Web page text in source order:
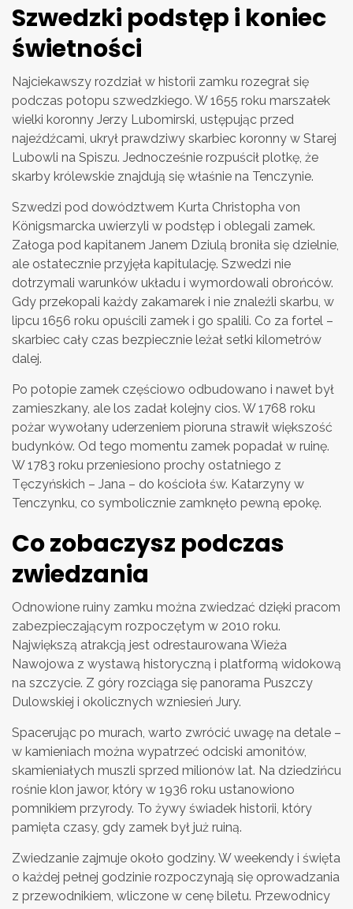
Szwedzki podstęp i koniec
świetności
Najciekawszy rozdział w historii zamku rozegrał się
podczas potopu szwedzkiego. W 1655 roku marszałek
wielki koronny Jerzy Lubomirski, ustępując przed
najeźdźcami, ukrył prawdziwy skarbiec koronny w Starej
Lubowli na Spiszu. Jednocześnie rozpuścił plotkę, że
skarby królewskie znajdują się właśnie na Tenczynie.
Szwedzi pod dowództwem Kurta Christopha von
Königsmarcka uwierzyli w podstęp i oblegali zamek.
Załoga pod kapitanem Janem Dziulą broniła się dzielnie,
ale ostatecznie przyjęła kapitulację. Szwedzi nie
dotrzymali warunków układu i wymordowali obrońców.
Gdy przekopali każdy zakamarek i nie znaleźli skarbu, w
lipcu 1656 roku opuścili zamek i go spalili. Co za fortel –
skarbiec cały czas bezpiecznie leżał setki kilometrów
dalej.
Po potopie zamek częściowo odbudowano i nawet był
zamieszkany, ale los zadał kolejny cios. W 1768 roku
pożar wywołany uderzeniem pioruna strawił większość
budynków. Od tego momentu zamek popadał w ruinę.
W 1783 roku przeniesiono prochy ostatniego z
Tęczyńskich – Jana – do kościoła św. Katarzyny w
Tenczynku, co symbolicznie zamknęło pewną epokę.
Co zobaczysz podczas
zwiedzania
Odnowione ruiny zamku można zwiedzać dzięki pracom
zabezpieczającym rozpoczętym w 2010 roku.
Największą atrakcją jest odrestaurowana Wieża
Nawojowa z wystawą historyczną i platformą widokową
na szczycie. Z góry rozciąga się panorama Puszczy
Dulowskiej i okolicznych wzniesień Jury.
Spacerując po murach, warto zwrócić uwagę na detale –
w kamieniach można wypatrzeć odciski amonitów,
skamieniałych muszli sprzed milionów lat. Na dziedzińcu
rośnie klon jawor, który w 1936 roku ustanowiono
pomnikiem przyrody. To żywy świadek historii, który
pamięta czasy, gdy zamek był już ruiną.
Zwiedzanie zajmuje około godziny. W weekendy i święta
o każdej pełnej godzinie rozpoczynają się oprowadzania
z przewodnikiem, wliczone w cenę biletu. Przewodnicy